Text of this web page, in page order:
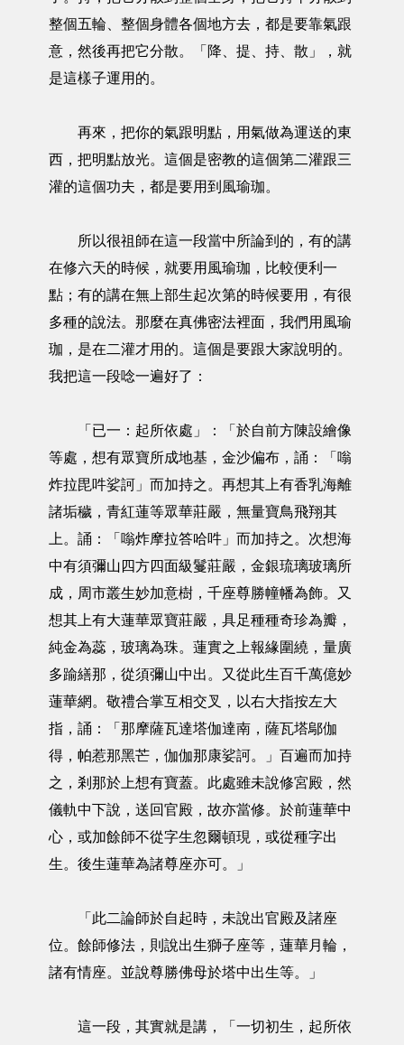
整個五輪、整個身體各個地方去，都是要靠氣跟
意，然後再把它分散。「降、提、持、散」，就
是這樣子運用的。
再來，把你的氣跟明點，用氣做為運送的東
西，把明點放光。這個是密教的這個第二灌跟三
灌的這個功夫，都是要用到風瑜珈。
所以很祖師在這一段當中所論到的，有的講
在修六天的時候，就要用風瑜珈，比較便利一
點；有的講在無上部生起次第的時候要用，有很
多種的說法。那麼在真佛密法裡面，我們用風瑜
珈，是在二灌才用的。這個是要跟大家說明的。
我把這一段唸一遍好了：
「已一：起所依處」：「於自前方陳設繪像
等處，想有眾寶所成地基，金沙偏布，誦：「嗡
炸拉毘吽娑訶」而加持之。再想其上有香乳海離
諸垢穢，青紅蓮等眾華莊嚴，無量寶鳥飛翔其
上。誦：「嗡炸摩拉答哈吽」而加持之。次想海
中有須彌山四方四面級鬘莊嚴，金銀琉璃玻璃所
成，周市叢生妙加意樹，千座尊勝幢幡為飾。又
想其上有大蓮華眾寶莊嚴，具足種種奇珍為瓣，
純金為蕊，玻璃為珠。蓮實之上報緣圍繞，量廣
多踰繕那，從須彌山中出。又從此生百千萬億妙
蓮華網。敬禮合掌互相交叉，以右大指按左大
指，誦：「那摩薩瓦達塔伽達南，薩瓦塔鄔伽
得，帕惹那黑芒，伽伽那康娑訶。」百遍而加持
之，剎那於上想有寶蓋。此處雖未說修宮殿，然
儀軌中下說，送回官殿，故亦當修。於前蓮華中
心，或加餘師不從字生忽爾頓現，或從種字出
生。後生蓮華為諸尊座亦可。」
「此二論師於自起時，未說出官殿及諸座
位。餘師修法，則說出生獅子座等，蓮華月輪，
諸有情座。並說尊勝佛母於塔中出生等。」
這一段，其實就是講，「一切初生，起所依